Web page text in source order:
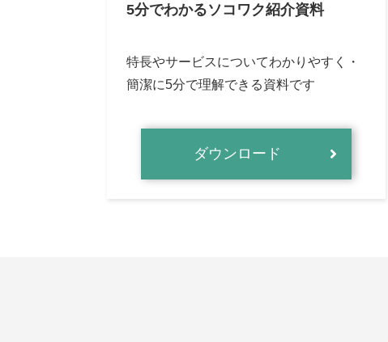
5分でわかるソコワク紹介資料
特長やサービスについてわかりやすく・
簡潔に5分で理解できる資料です
ダウンロード